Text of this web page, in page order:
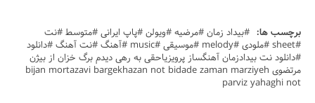
برچسب ها: #بیداد زمان #مرضیه #ویولن #پاپ ایرانی #متوسط #نت
#sheet #ملودی #melody #موسیقی #music #آهنگ #نت آهنگ #دانلود
#دانلود نت بیدادزمان آهنگساز پرویزیاحقی به رهی دیدم برگ خزان از بیژن
مرتضوی bijan mortazavi bargekhazan not bidade zaman marziyeh
parviz yahaghi not